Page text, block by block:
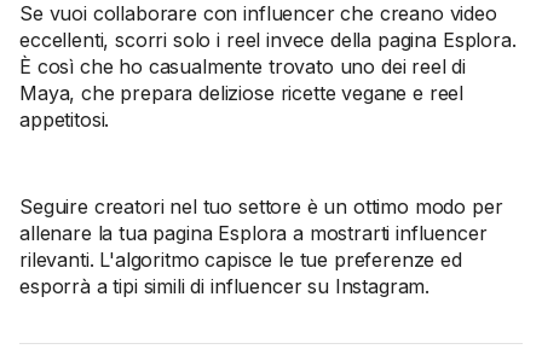
Se vuoi collaborare con influencer che creano video
eccellenti, scorri solo i reel invece della pagina Esplora.
È così che ho casualmente trovato uno dei reel di
Maya, che prepara deliziose ricette vegane e reel
appetitosi.
Seguire creatori nel tuo settore è un ottimo modo per
allenare la tua pagina Esplora a mostrarti influencer
rilevanti. L'algoritmo capisce le tue preferenze ed
esporrà a tipi simili di influencer su Instagram.